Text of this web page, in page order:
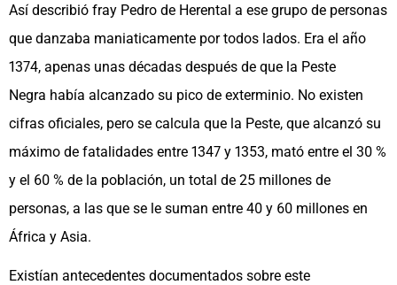
Así describió fray Pedro de Herental a ese grupo de personas
que danzaba maniaticamente por todos lados. Era el año
1374, apenas unas décadas después de que la Peste
Negra había alcanzado su pico de exterminio. No existen
cifras oficiales, pero se calcula que la Peste, que alcanzó su
máximo de fatalidades entre 1347 y 1353, mató entre el 30 %
y el 60 % de la población, un total de 25 millones de
personas, a las que se le suman entre 40 y 60 millones en
África y Asia.
Existían antecedentes documentados sobre este